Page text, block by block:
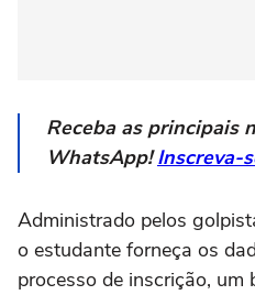
Receba as principais
WhatsApp!Inscreva-
Administrado pelos
o estudante forneça os
processo de inscrição, um